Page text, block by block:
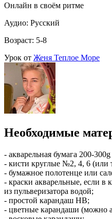
Онлайн в своём ритме
Аудио: Русский
Возраст: 5-8
Урок от Женя Теплое Море
Необходимые
- акварельная бумага 200-300g
- кисти круглые №2, 4, 6 (или
- бумажное полотенце или
- краски акварельные, если в
из пульверизатора водой;
- простой карандаш HB;
- цветные карандаши (можно